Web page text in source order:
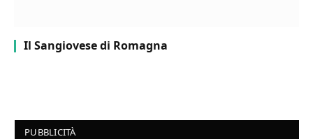
Il Sangiovese di Romagna
PUBBLICITÀ